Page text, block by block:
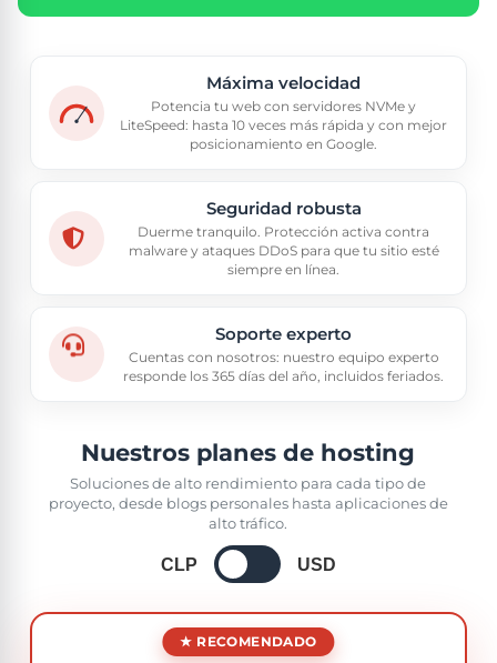
Máxima velocidad
Potencia tu web con servidores NVMe y
LiteSpeed: hasta 10 veces más rápida y con mejor
posicionamiento en Google.
Seguridad robusta
Duerme tranquilo. Protección activa contra
malware y ataques DDoS para que tu sitio esté
siempre en línea.
Soporte experto
Cuentas con nosotros: nuestro equipo experto
responde los 365 días del año, incluidos feriados.
Nuestros planes de hosting
Soluciones de alto rendimiento para cada tipo de
proyecto, desde blogs personales hasta aplicaciones de
alto tráfico.
CLP USD